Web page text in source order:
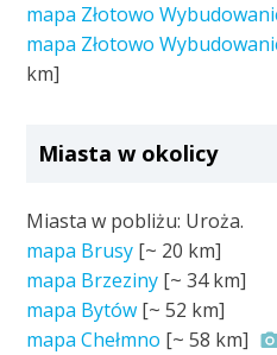
mapa Złotowo
mapa Złotowo
km]
Miasta w okolicy
Miasta w pobliżu: Uroża.
mapa Brusy [~ 20 km]
mapa Brzeziny [~34 km]
mapa Bytów [~52 km]
mapa Chełmno [~58 km]